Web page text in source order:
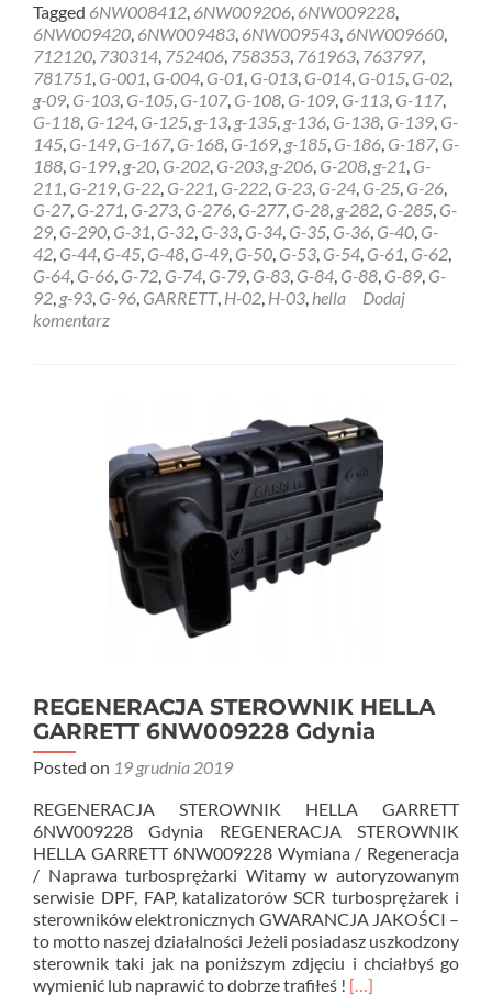
about
REGENERACJA
STEROWNIK
HELLA
GARRETT
6NW009228
Gdańsk
Tagged 6NW008412, 6NW009206, 6NW009228,
6NW009420, 6NW009483, 6NW009543, 6NW009660,
712120, 730314, 752406, 758353, 761963, 763797,
781751, G-001, G-004, G-01, G-013, G-014, G-015, G-02,
g-09, G-103, G-105, G-107, G-108, G-109, G-113, G-117,
G-118, G-124, G-125, g-13, g-135, g-136, G-138, G-139, G-
145, G-149, G-167, G-168, G-169, g-185, G-186, G-187, G-
188, G-199, g-20, G-202, G-203, g-206, G-208, g-21, G-
211, G-219, G-22, G-221, G-222, G-23, G-24, G-25, G-26,
G-27, G-271, G-273, G-276, G-277, G-28, g-282, G-285, G-
29, G-290, G-31, G-32, G-33, G-34, G-35, G-36, G-40, G-
42, G-44, G-45, G-48, G-49, G-50, G-53, G-54, G-61, G-62,
G-64, G-66, G-72, G-74, G-79, G-83, G-84, G-88, G-89, G-
92, g-93, G-96, GARRETT, H-02, H-03, hella
Dodaj
komentarz
REGENERACJA STEROWNIK HELLA
GARRETT 6NW009228 Gdynia
Posted on 19 grudnia 2019
REGENERACJA STEROWNIK HELLA GARRETT
6NW009228 Gdynia REGENERACJA STEROWNIK
HELLA GARRETT 6NW009228 Wymiana / Regeneracja
/ Naprawa turbosprężarki Witamy w autoryzowanym
serwisie DPF, FAP, katalizatorów SCR turbosprężarek i
sterowników elektronicznych GWARANCJA JAKOŚCI –
to motto naszej działalności Jeżeli posiadasz uszkodzony
sterownik taki jak na poniższym zdjęciu i chciałbyś go
wymienić lub naprawić to dobrze trafiłeś ! Read
[…]